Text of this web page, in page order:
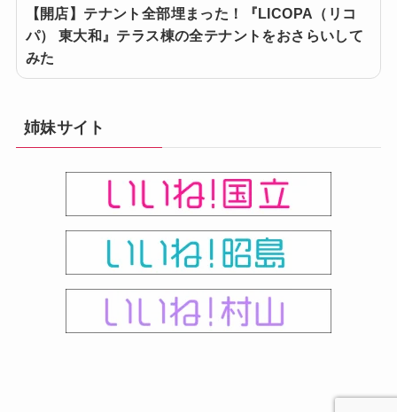
【開店】テナント全部埋まった！『LICOPA（リコ
パ） 東大和』テラス棟の全テナントをおさらいして
みた
姉妹サイト